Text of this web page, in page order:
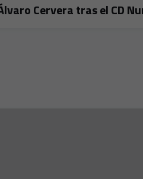
Cervera tras el CD